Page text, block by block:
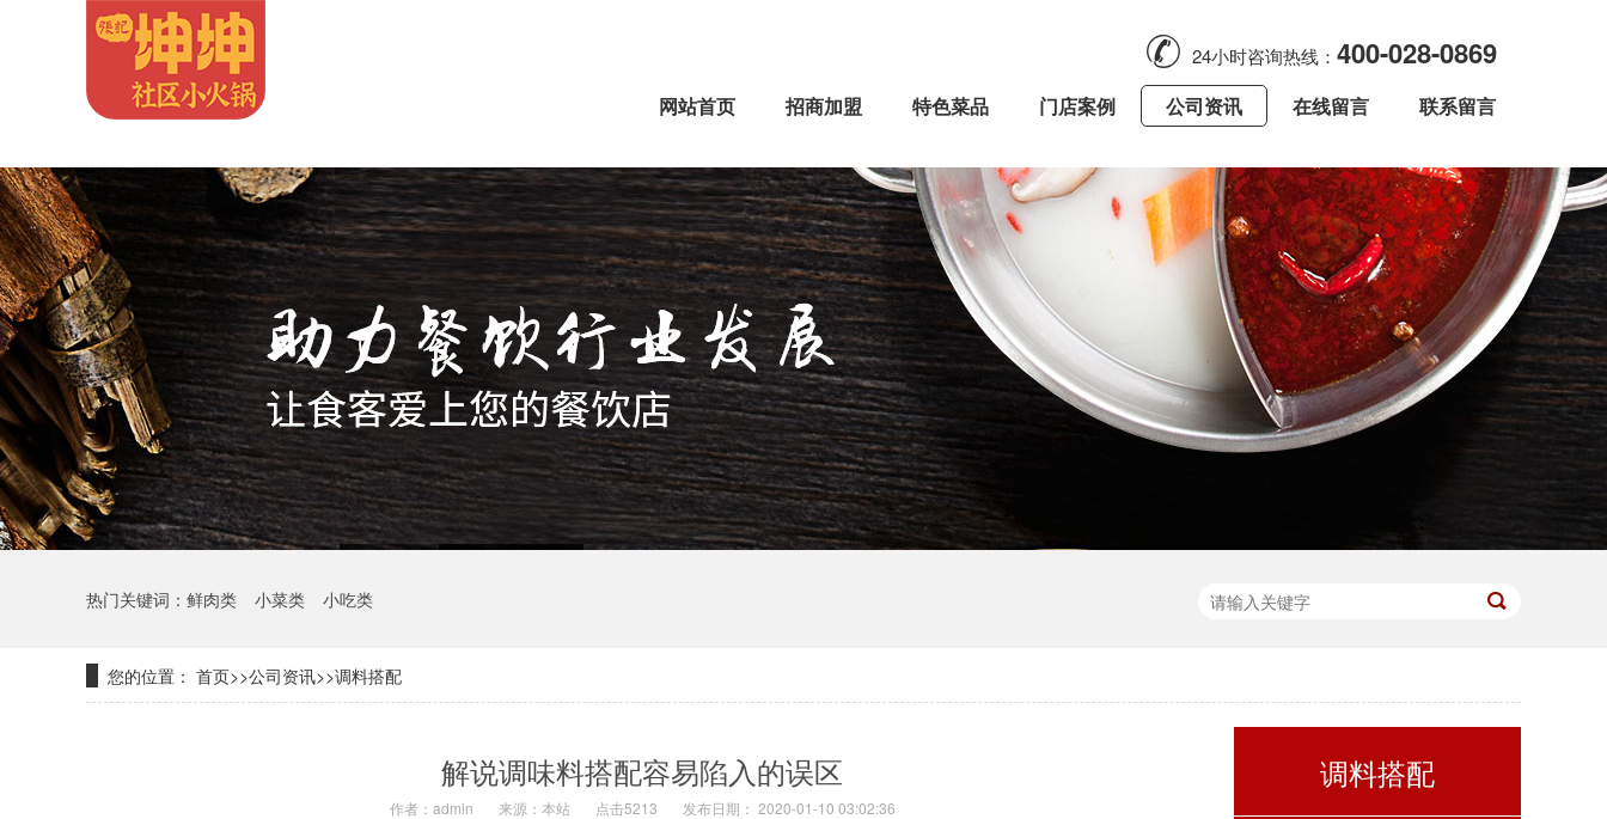
24小时咨询热线： 400-028-0869
网站首页 招商加盟 特色菜品 门店案例 公司资讯 在线留言 联系留言
热门关键词： 鲜肉类 小菜类 小吃类
您的位置： 首页>>公司资讯>>调料搭配
解说调味料搭配容易陷入的误区
作者：admin 来源：本站 点击5213 发布日期： 2020-01-10 03:02:36
调料搭配